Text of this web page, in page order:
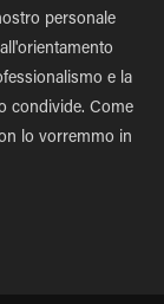
personale
e la
condivide. Come
lo vorremmo in